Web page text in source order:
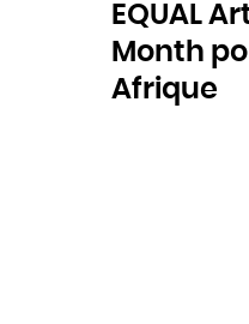
EQUAL
Month
Afrique